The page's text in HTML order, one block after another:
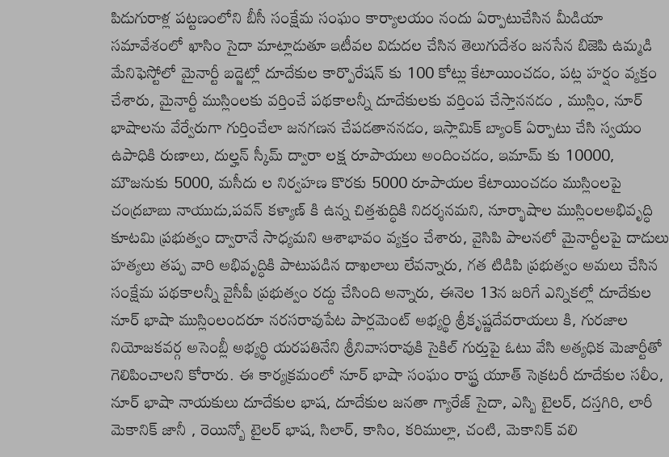
పిడుగురాళ్ల పట్టణంలోని బీసీ సంక్షేమ సంఘం కార్యాలయం నందు ఏర్పాటుచేసిన మీడియా
సమావేశంలో ఖాసిం సైదా మాట్లాడుతూ ఇటీవల విడుదల చేసిన తెలుగుదేశం జనసేన బిజెపి ఉమ్మడి
మేనిఫెస్టోలో మైనార్టీ బడ్జెట్లో దూదేకుల కార్పొరేషన్ కు 100 కోట్లు కేటాయించడం, పట్ల హర్షం వ్యక్తం
చేశారు, మైనార్టీ ముస్లింలకు వర్తించే పథకాలన్నీ దూదేకులకు వర్తింప చేస్తాననడం , ముస్లిం, నూర్
భాషాలను వేర్వేరుగా గుర్తించేలా జనగణన చేపడతాననడం, ఇస్లామిక్ బ్యాంక్ ఏర్పాటు చేసి స్వయం
ఉపాధికి రుణాలు, దుల్హన్ స్కీమ్ ద్వారా లక్ష రూపాయలు అందించడం, ఇమామ్ కు 10000,
మౌజనుకు 5000, మసీదు ల నిర్వహణ కొరకు 5000 రూపాయల కేటాయించడం ముస్లింలపై
చంద్రబాబు నాయుడు,పవన్ కళ్యాణ్ కి ఉన్న చిత్తశుద్ధికి నిదర్శనమని, నూర్భాషాల ముస్లింలఅభివృద్ధి
కూటమి ప్రభుత్వం ద్వారానే సాధ్యమని ఆశాభావం వ్యక్తం చేశారు, వైసిపి పాలనలో మైనార్టీలపై దాడులు
హత్యలు తప్ప వారి అభివృద్ధికి పాటుపడిన దాఖలాలు లేవన్నారు, గత టిడిపి ప్రభుత్వం అమలు చేసిన
సంక్షేమ పథకాలన్నీ వైసీపీ ప్రభుత్వం రద్దు చేసింది అన్నారు, ఈనెల 13న జరిగే ఎన్నికల్లో దూదేకుల
నూర్ భాషా ముస్లింలందరూ నరసరావుపేట పార్లమెంట్ అభ్యర్థి శ్రీకృష్ణదేవరాయలు కి, గురజాల
నియోజకవర్గ అసెంబ్లీ అభ్యర్థి యరపతినేని శ్రీనివాసరావుకి సైకిల్ గుర్తుపై ఓటు వేసి అత్యధిక మెజార్టీతో
గెలిపించాలని కోరారు. ఈ కార్యక్రమంలో నూర్ భాషా సంఘం రాష్ట్ర యూత్ సెక్రటరీ దూదేకుల సలీం,
నూర్ భాషా నాయకులు దూదేకుల భాష, దూదేకుల జనతా గ్యారేజ్ సైదా, ఎస్బి టైలర్, దస్తగిరి, లారీ
మెకానిక్ జానీ , రెయిన్బో టైలర్ భాష, సిలార్, కాసిం, కరిముల్లా, చంటి, మెకానిక్ వలి